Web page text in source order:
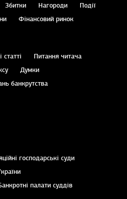
Збитки Нагороди
Події
Фінансовий ринок
статті
Питання читача
Думки
банкрутства
господарські суди
палати суддів